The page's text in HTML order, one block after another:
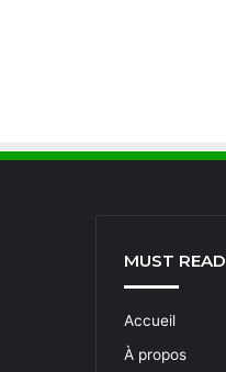
MUST READ
Accueil
À propos